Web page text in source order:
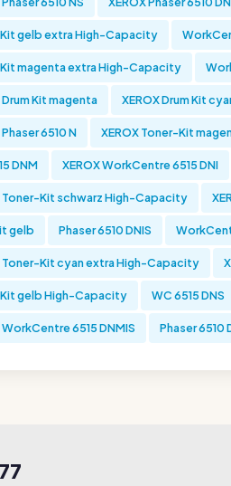
gelb extra High-Capacity
magenta extra High-Capacity
Drum Kit magenta XEROX Drum Kit
Phaser 6510 N XEROX Toner-Kit
DNM XEROX WorkCentre 6515 DNI
Toner-Kit schwarz High-Capacity
gelb Phaser 6510 DNIS
Toner-Kit cyan extra High-Capacity
gelb High-Capacity WC 6515 DNS
WorkCentre 6515 DNMIS Phaser 6510